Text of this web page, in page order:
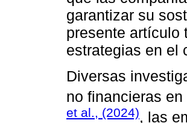
garantizar su
presente artículo
estrategias en el
Diversas
no financieras
et al., (2024), las